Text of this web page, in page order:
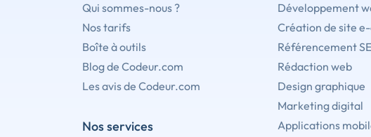
Qui sommes-nous ?
Nos tarifs
Boîte à outils
Blog de Codeur.com
Les avis de Codeur.com
Nos services
Développement
Création de site
Référencement
Rédaction web
Design graphique
Marketing digital
Applications